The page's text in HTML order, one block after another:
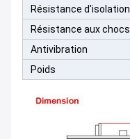
Résistance d'isolation
Résistance aux chocs
Antivibration
Poids